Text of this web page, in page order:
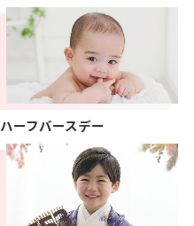
ハーフバースデー